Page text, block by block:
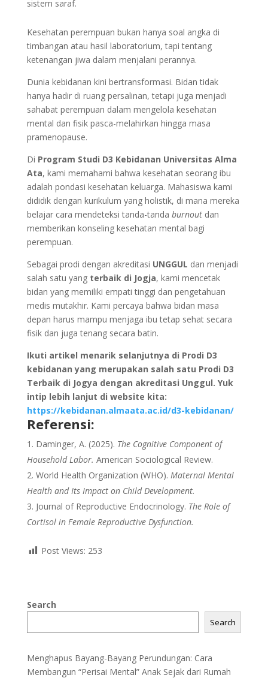
sistem saraf.
Kesehatan perempuan bukan hanya soal angka di
timbangan atau hasil laboratorium, tapi tentang
ketenangan jiwa dalam menjalani perannya.
Dunia kebidanan kini bertransformasi. Bidan tidak
hanya hadir di ruang persalinan, tetapi juga menjadi
sahabat perempuan dalam mengelola kesehatan
mental dan fisik pasca-melahirkan hingga masa
pramenopause.
Di Program Studi D3 Kebidanan Universitas Alma
Ata, kami memahami bahwa kesehatan seorang ibu
adalah pondasi kesehatan keluarga. Mahasiswa kami
dididik dengan kurikulum yang holistik, di mana mereka
belajar cara mendeteksi tanda-tanda burnoutdan
memberikan konseling kesehatan mental bagi
perempuan.
Sebagai prodi dengan akreditasi UNGGUL dan menjadi
salah satu yang terbaik di Jogja, kami mencetak
bidan yang memiliki empati tinggi dan pengetahuan
medis mutakhir. Kami percaya bahwa bidan masa
depan harus mampu menjaga ibu tetap sehat secara
fisik dan juga tenang secara batin.
Ikuti artikel menarik selanjutnya di Prodi D3
kebidanan yang merupakan salah satu Prodi D3
Terbaik di Jogya dengan akreditasi Unggul. Yuk
intip lebih lanjut di website kita:
https://kebidanan.almaata.ac.id/d3-kebidanan/
Referensi:
Daminger, A. (2025). The Cognitive Component of
Household Labor. American Sociological Review.
World Health Organization (WHO). Maternal Mental
Health and Its Impact on Child Development.
Journal of Reproductive Endocrinology. The Role of
Cortisol in Female Reproductive Dysfunction.
Post Views: 253
Search
Search
Menghapus Bayang-Bayang Perundungan: Cara
Membangun “Perisai Mental” Anak Sejak dari Rumah